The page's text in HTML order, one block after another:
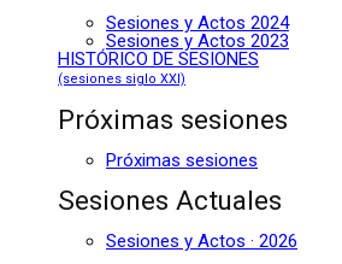
Sesiones y Actos 2024
Sesiones y Actos 2023
HISTÓRICO DE SESIONES
(sesiones siglo XXI)
Próximas sesiones
Próximas sesiones
Sesiones Actuales
Sesiones y Actos · 2026